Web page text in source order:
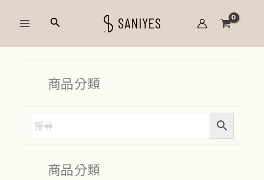
搜
商品分類
商品分類